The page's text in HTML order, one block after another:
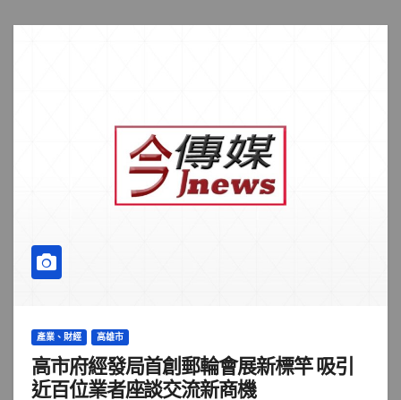
產業、財經 高雄市
高市府經發局首創郵輪會展新標竿 吸引
近百位業者座談交流新商機